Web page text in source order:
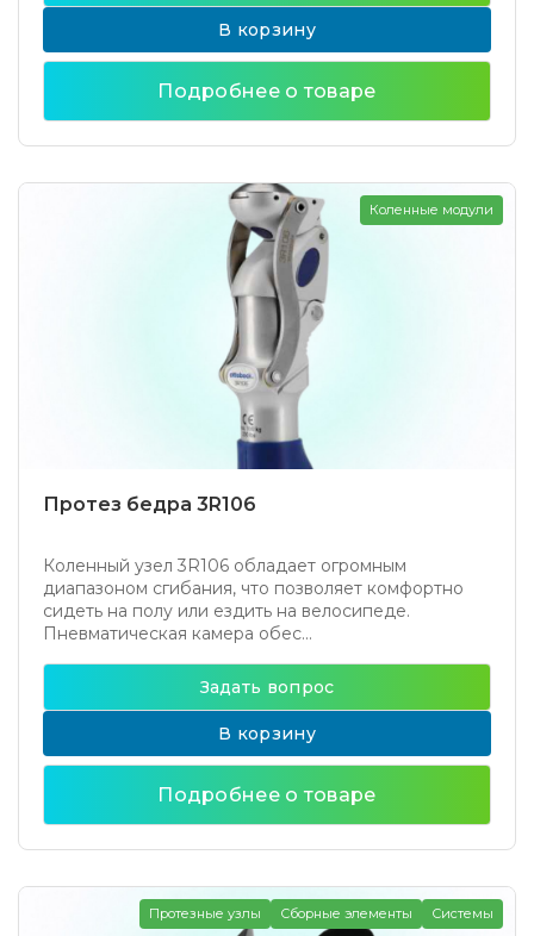
В корзину
Подробнее о товаре
Протез бедра 3R106
Коленный узел 3R106 обладает огромным
диапазоном сгибания, что позволяет комфортно
сидеть на полу или ездить на велосипеде.
Пневматическая камера обес...
Коленные модули
Задать вопрос
В корзину
Подробнее о товаре
Протезные узлы Сборные элементы Системы